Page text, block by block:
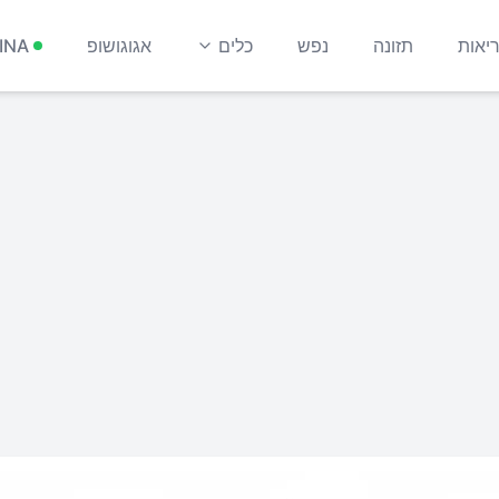
תזונה נפש כלים אגוגושופ